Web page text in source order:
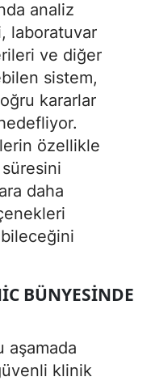
analiz
laboratuvar
ve diğer
sistem,
kararlar
özellikle
daha
BÜNYESINDE
aşamada
klinik